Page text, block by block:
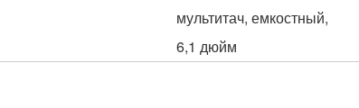
мультитач, емкостный,
6,1 дюйм